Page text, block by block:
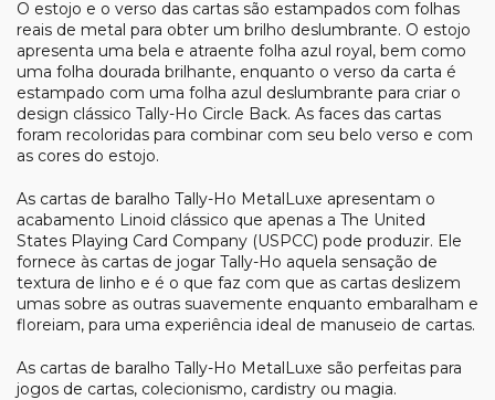
O estojo e o verso das cartas são estampados com folhas
reais de metal para obter um brilho deslumbrante. O estojo
apresenta uma bela e atraente folha azul royal, bem como
uma folha dourada brilhante, enquanto o verso da carta é
estampado com uma folha azul deslumbrante para criar o
design clássico Tally-Ho Circle Back. As faces das cartas
foram recoloridas para combinar com seu belo verso e com
as cores do estojo.
As cartas de baralho Tally-Ho MetalLuxe apresentam o
acabamento Linoid clássico que apenas a The United
States Playing Card Company (USPCC) pode produzir. Ele
fornece às cartas de jogar Tally-Ho aquela sensação de
textura de linho e é o que faz com que as cartas deslizem
umas sobre as outras suavemente enquanto embaralham e
floreiam, para uma experiência ideal de manuseio de cartas.
As cartas de baralho Tally-Ho MetalLuxe são perfeitas para
jogos de cartas, colecionismo, cardistry ou magia.